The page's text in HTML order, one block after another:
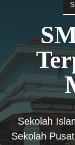
Sekolah
Sekolah